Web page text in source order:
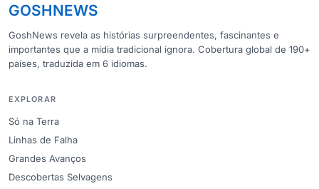
GOSHNEWS
GoshNews revela as histórias surpreendentes, fascinantes e
importantes que a mídia tradicional ignora. Cobertura global de 190+
países, traduzida em 6 idiomas.
EXPLORAR
Só na Terra
Linhas de Falha
Grandes Avanços
Descobertas Selvagens